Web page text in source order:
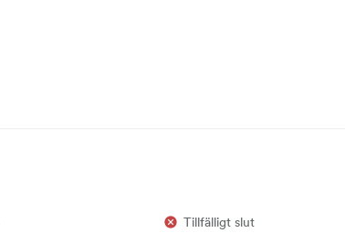
Tillfälligt slut